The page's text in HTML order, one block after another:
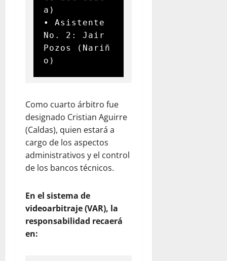
a)
• Asistente
No. 2: Jair
Pozos (Nariñ
o)
Como cuarto árbitro fue
designado Cristian Aguirre
(Caldas), quien estará a
cargo de los aspectos
administrativos y el control
de los bancos técnicos.
En el sistema de
videoarbitraje (VAR), la
responsabilidad recaerá
en: